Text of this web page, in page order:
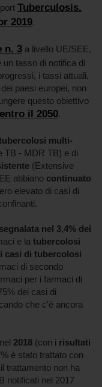
Tuberculosis.
2019.
n. 3 a livello UE/SEE,
tasso di notifica di
i tassi attuali,
paesi europei, non
questo obiettivo
il 2050.
multi-
TB - MDR TB) e di
(Extensive
abbiano continuato
elevato di casi di
nel 3,4% dei
e la tubercolosi
casi di tubercolosi
di secondo
per i farmaci di
dei casi di
che c'è ancora
2018 (con i risultati
è stato trattato con
trattamento non ha
notificati nel 2017